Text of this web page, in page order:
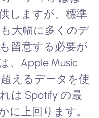
しますが、標準
大幅に多くのデ
留意する必要が
、Apple Music
超えるデータを使
は Spotify の最
に上回ります。